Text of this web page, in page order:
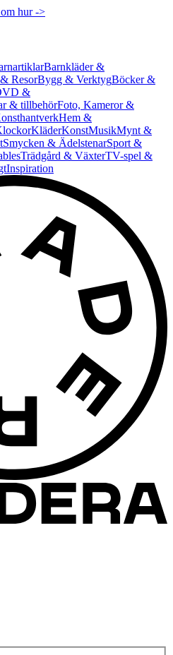
hur ->
Barnkläder &
ResorBygg & VerktygBöcker &
&
& tillbehörFoto, Kameror &
Hem &
KläderKonstMusikMynt &
Smycken & ÄdelstenarSport &
Trädgård & VäxterTV-spel &
Inspiration